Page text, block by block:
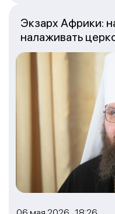
Экзарх Африки:
налаживать